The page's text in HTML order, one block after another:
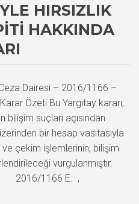
HIRSIZLIK
HAKKINDA
Dairesi – 2016/1166 –
Karar Özeti Bu Yargıtay kararı,
bilişim suçları açısından
bir hesap vasıtasıyla
çekim işlemlerinin, bilişim
vurgulanmıştır.
2016/1166 E. ,